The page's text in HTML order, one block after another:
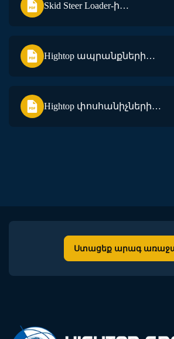
Skid Steer Loader-ի
Hightop ապրանքների
Hightop փոսհանիչների
Ստացեք արագ